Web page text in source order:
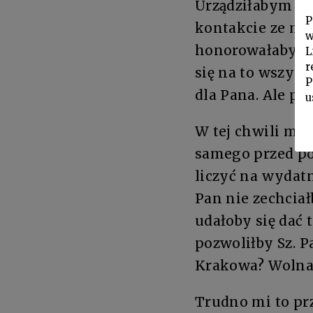
Urządziłabym
kontakcie ze
się na to
dla Pana. Ale
W tej chwili
samego przed
liczyć na
Pan nie
udałoby się
pozwoliłby Sz.
Krakowa?
Trudno mi to